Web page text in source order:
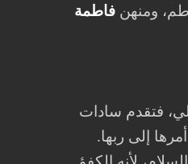
ومنهن فاطمة
فتقدم سادات
إلى ربها.